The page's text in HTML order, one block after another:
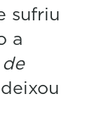
sufriu
a